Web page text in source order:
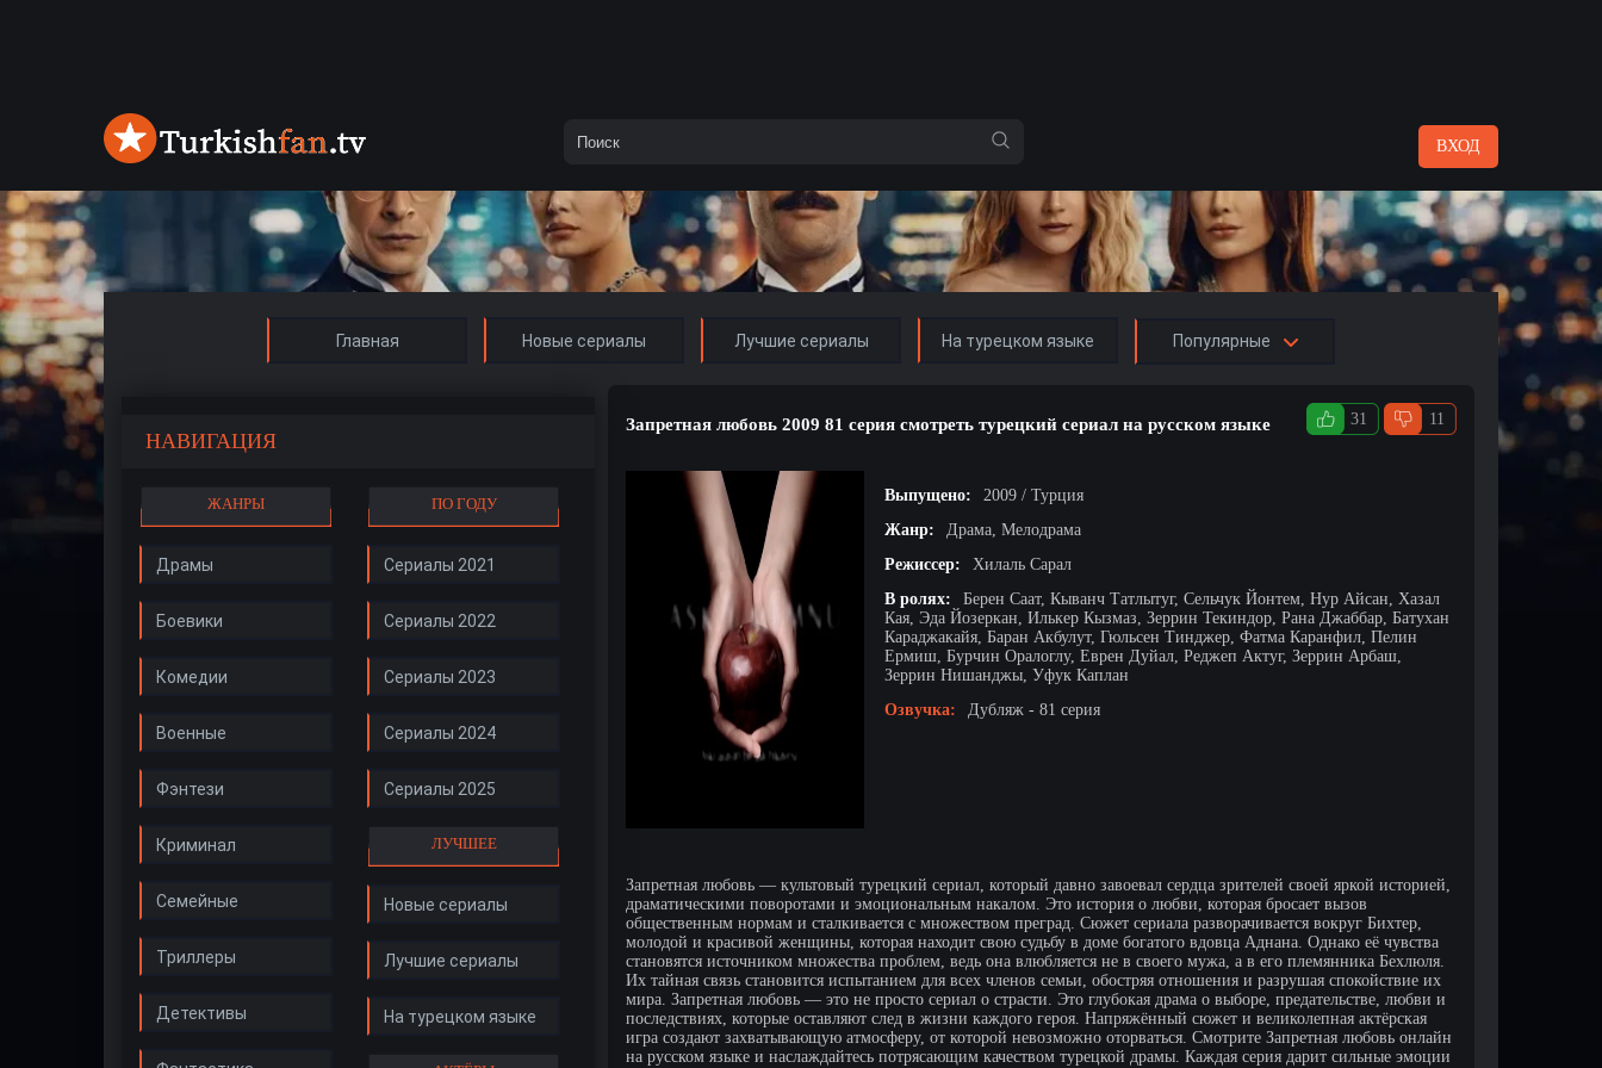
ВХОД
Главная Новые сериалы Лучшие сериалы На турецком языке Популярные
НАВИГАЦИЯ
ЖАНРЫ
Драмы
Боевики
Комедии
Военные
Фэнтези
Криминал
Семейные
Триллеры
Детективы
ПО ГОДУ
Сериалы 2021
Сериалы 2022
Сериалы 2023
Сериалы 2024
Сериалы 2025
ЛУЧШЕЕ
Новые сериалы
Лучшие сериалы
На турецком языке
Запретная любовь 2009 81 серия смотреть турецкий сериал на русском языке 31 11
Выпущено:
2009 / Турция
Жанр:
Драма, Мелодрама
Режиссер:
Хилаль Сарал
В ролях:
Берен Саат, Кыванч Татлытуг, Сельчук Йонтем, Нур Айсан, Хазал
Кая, Эда Йозеркан, Илькер Кызмаз, Зеррин Текиндор, Рана Джаббар, Батухан
Караджакайя, Баран Акбулут, Гюльсен Тинджер, Фатма Каранфил, Пелин
Ермиш, Бурчин Оралоглу, Еврен Дуйал, Реджеп Актуг, Зеррин Арбаш,
Зеррин Нишанджы, Уфук Каплан
Озвучка:
Дубляж - 81 серия
Запретная любовь — культовый турецкий сериал, который давно завоевал сердца зрителей своей яркой историей,
драматическими поворотами и эмоциональным накалом. Это история о любви, которая бросает вызов
общественным нормам и сталкивается с множеством преград. Сюжет сериала разворачивается вокруг Бихтер,
молодой и красивой женщины, которая находит свою судьбу в доме богатого вдовца Аднана. Однако её чувства
становятся источником множества проблем, ведь она влюбляется не в своего мужа, а в его племянника Бехлюля.
Их тайная связь становится испытанием для всех членов семьи, обостряя отношения и разрушая спокойствие их
мира. Запретная любовь — это не просто сериал о страсти. Это глубокая драма о выборе, предательстве, любви и
последствиях, которые оставляют след в жизни каждого героя. Напряжённый сюжет и великолепная актёрская
игра создают захватывающую атмосферу, от которой невозможно оторваться. Смотрите Запретная любовь онлайн
на русском языке и наслаждайтесь потрясающим качеством турецкой драмы. Каждая серия дарит сильные эмоции